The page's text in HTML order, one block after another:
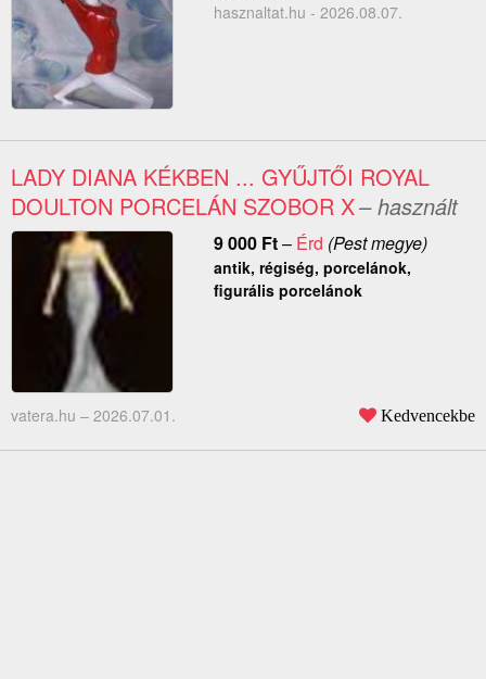
hasznaltat.hu - 2026.08.07.
LADY DIANA KÉKBEN ... GYŰJTŐI ROYAL
DOULTON PORCELÁN SZOBOR X– használt
9 000 Ft– Érd (Pest megye)
antik, régiség, porcelánok,
figurális porcelánok
vatera.hu – 2026.07.01. Kedvencekbe